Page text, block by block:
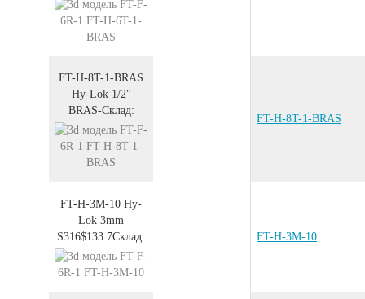
FT-H-8T-1-BRAS
Hy-Lok 1/2"
BRAS-Склад:
FT-H-8T-1-BRAS
FT-H-3M-10 Hy-
Lok 3mm
S316$133.7Склад: FT-H-3M-10